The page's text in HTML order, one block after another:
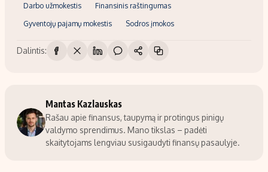
Darbo užmokestis Finansinis raštingumas
Gyventojų pajamų mokestis Sodros įmokos
Dalintis:
Mantas Kazlauskas
Rašau apie finansus, taupymą ir protingus pinigų
valdymo sprendimus. Mano tikslas – padėti
skaitytojams lengviau susigaudyti finansų pasaulyje.